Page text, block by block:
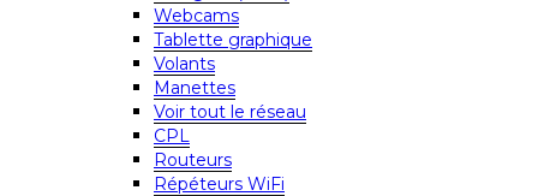
Webcams
Tablette graphique
Volants
Manettes
Voir tout le réseau
CPL
Routeurs
Répéteurs WiFi